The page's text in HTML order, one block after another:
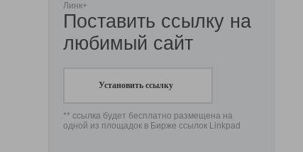
Линк+
Поставить ссылку на
любимый сайт
Установить ссылку
** ссылка будет бесплатно размещена на
одной из площадок в Бирже ссылок Linkpad